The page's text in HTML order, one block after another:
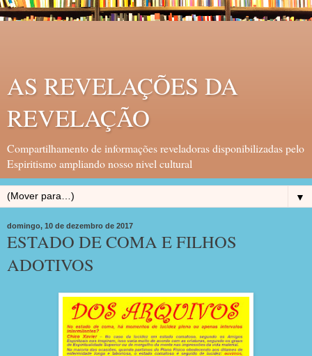
AS REVELAÇÕES DA
REVELAÇÃO
Compartilhamento de informações reveladoras disponibilizadas pelo
Espiritismo ampliando nosso nivel cultural
▼
domingo, 10 de dezembro de 2017
ESTADO DE COMA E FILHOS
ADOTIVOS